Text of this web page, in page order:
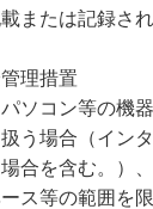
または記録さ
理措置
ソコン等の機
う場合（イン
合を含む。）
ス等の範囲を